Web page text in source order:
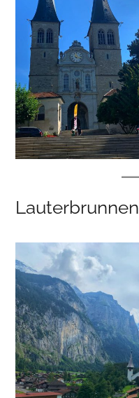
Lauterbrunnen